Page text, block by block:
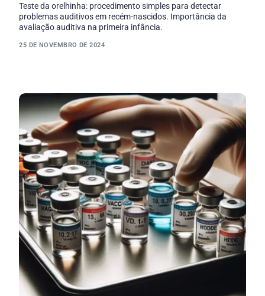
Teste da orelhinha: procedimento simples para detectar
problemas auditivos em recém-nascidos. Importância da
avaliação auditiva na primeira infância.
25 DE NOVEMBRO DE 2024